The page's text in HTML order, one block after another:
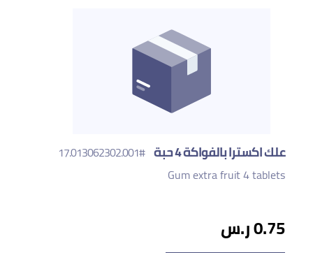
علك اكسترا بالفواكة 4 حبة
#17.013062302.001
Gum extra fruit 4 tablets
0.75 ر.س